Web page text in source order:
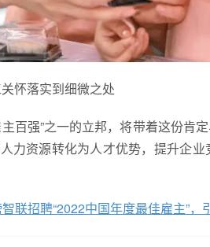
怀落实到细微之处
百强”之一的立邦，将带着这份
力资源转化为人才优势，提升企
联招聘“2022中国年度最佳雇主”